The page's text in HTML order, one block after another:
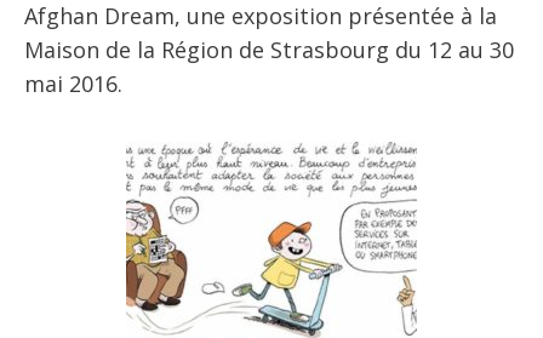
Afghan Dream, une exposition présentée à la
Maison de la Région de Strasbourg du 12 au 30
mai 2016.